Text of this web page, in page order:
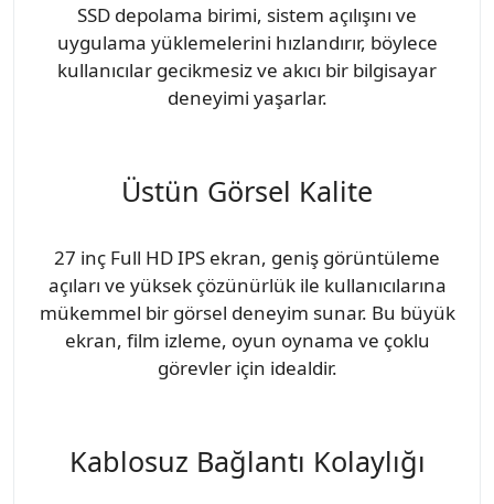
SSD depolama birimi, sistem açılışını ve
uygulama yüklemelerini hızlandırır, böylece
kullanıcılar gecikmesiz ve akıcı bir bilgisayar
deneyimi yaşarlar.
Üstün Görsel Kalite
27 inç Full HD IPS ekran, geniş görüntüleme
açıları ve yüksek çözünürlük ile kullanıcılarına
mükemmel bir görsel deneyim sunar. Bu büyük
ekran, film izleme, oyun oynama ve çoklu
görevler için idealdir.
Kablosuz Bağlantı Kolaylığı